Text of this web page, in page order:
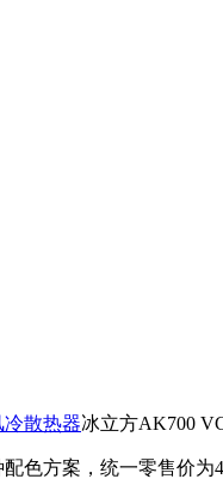
冷散热器冰立方AK700
色方案，统一零售价为